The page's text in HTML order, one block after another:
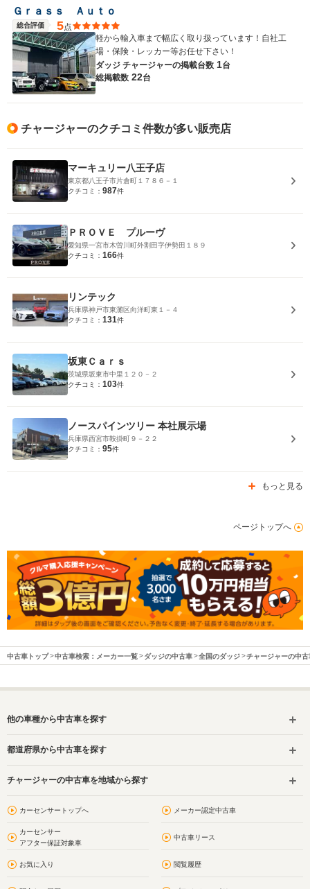
Ｇｒａｓｓ Ａｕｔｏ
総合評価 5点
軽から輸入車まで幅広く取り扱っています！自社工
場・保険・レッカー等お任せ下さい！
ダッジ チャージャーの掲載台数 1台
総掲載数 22台
チャージャーのクチコミ件数が多い販売店
マーキュリー八王子店
東京都八王子市片倉町１７８６－１
クチコミ： 987件
ＰＲＯＶＥ プルーヴ
愛知県一宮市木曽川町外割田字伊勢田１８９
クチコミ： 166件
リンテック
兵庫県神戸市東灘区向洋町東１－４
クチコミ： 131件
坂東Ｃａｒｓ
茨城県坂東市中里１２０－２
クチコミ： 103件
ノースパインツリー 本社展示場
兵庫県西宮市鞍掛町９－２２
クチコミ： 95件
もっと見る
ページトップへ
中古車トップ 中古車検索：メーカー一覧 ダッジの中古車 全国のダッジ チャージャーの中古
他の車種から中古車を探す
都道府県から中古車を探す
チャージャーの中古車を地域から探す
カーセンサートップへ メーカー認定中古車
カーセンサー
アフター保証対象車
中古車リース
お気に入り 閲覧履歴